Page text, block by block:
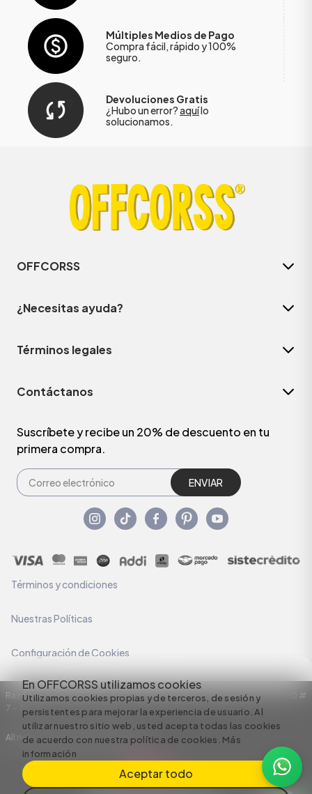
En OFFCORSS utilizamos cookies
Utilizamos cookies propias y de terceros, de sesión y
persistentes para mejorar la experiencia de usuario. Al
utilizar nuestro sitio web, usted acepta todas las cookies
de acuerdo con nuestra política de cookies. Más
información
Aceptar todo
Múltiples Medios de Pago
Compra fácil, rápido y 100%
seguro.
Devoluciones Gratis
¿Hubo un error?aquílo
solucionamos.
OFFCORSS
¿Necesitas ayuda?
Términos legales
Contáctanos
Suscríbete y recibe un 20% de descuento en tu
primera compra.
ENVIAR
Términos y condiciones
Nuestras Políticas
Configuración de Cookies
Razón Social: C.I HERMECO S.A. NIT: 890924167-6 Dirección: Carrera 50 #
7 – 35
All rights reserved empowered by